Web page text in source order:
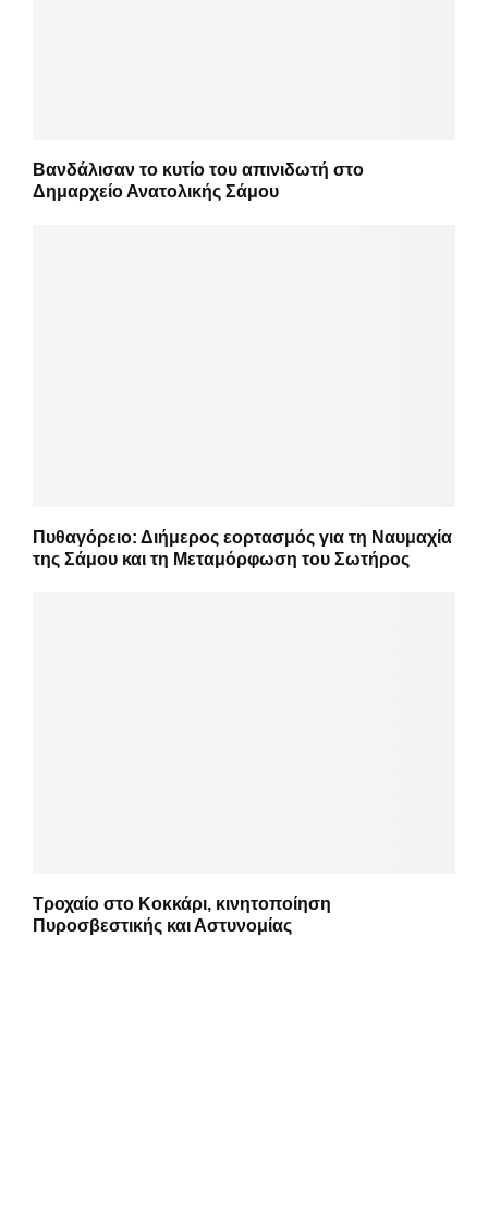
Βανδάλισαν το κυτίο του απινιδωτή στο
Δημαρχείο Ανατολικής Σάμου
Πυθαγόρειο: Διήμερος εορτασμός για τη Ναυμαχία
της Σάμου και τη Μεταμόρφωση του Σωτήρος
Τροχαίο στο Κοκκάρι, κινητοποίηση
Πυροσβεστικής και Αστυνομίας